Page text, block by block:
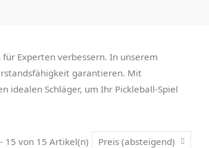
Experten verbessern. In unserem
garantieren. Mit
idealen Schläger, um Ihr Pickleball-Spiel
15 von 15 Artikel(n) Preis (absteigend)